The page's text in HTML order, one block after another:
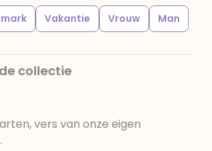
Vakantie Vrouw Man
collectie
vers van onze eigen